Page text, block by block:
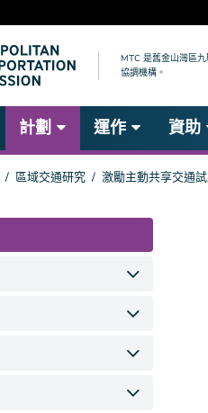
MTC 是舊金山灣區
協調機構。
計劃 運作 資助
區域交通研究 激勵主動共享交通